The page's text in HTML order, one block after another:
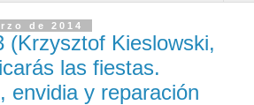
de 2014
(Krzysztof Kieslowski,
las fiestas.
envidia y reparación